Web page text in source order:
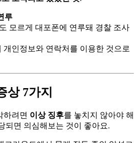
루
모르게 대포폰에 연루돼 경찰 조사
인정보와 연락처를 이용한 것으로
상 7가지
하려면 이상 징후를 놓치지 않아야 해
되면 의심해보는 것이 좋아요.